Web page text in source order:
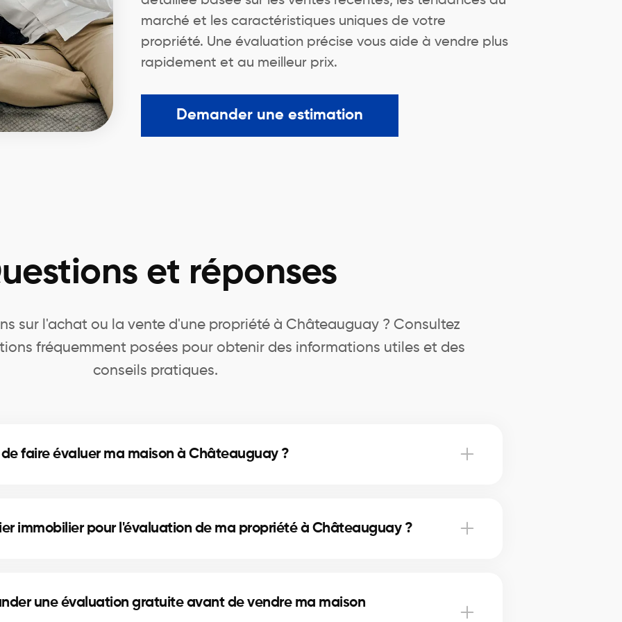
marché et les caractéristiques uniques de votre
propriété. Une évaluation précise vous aide à vendre plus
rapidement et au meilleur prix.
Demander une estimation
et réponses
sur l'achat ou la vente d'une propriété à Châteauguay ? Consultez
fréquemment posées pour obtenir des informations utiles et des
conseils pratiques.
faire évaluer ma maison à Châteauguay ?
immobilier pour l'évaluation de ma propriété à Châteauguay ?
une évaluation gratuite avant de vendre ma maison